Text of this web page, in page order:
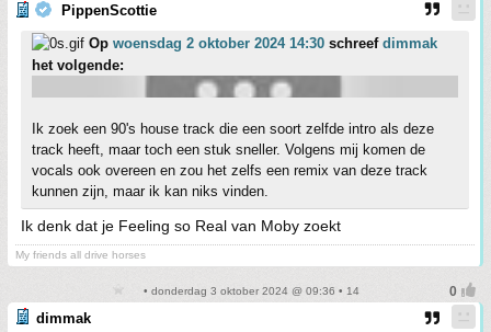
PippenScottie
Op woensdag 2 oktober 2024 14:30 schreef dimmak
het volgende:
Ik zoek een 90's house track die een soort zelfde intro als deze
track heeft, maar toch een stuk sneller. Volgens mij komen de
vocals ook overeen en zou het zelfs een remix van deze track
kunnen zijn, maar ik kan niks vinden.
Ik denk dat je Feeling so Real van Moby zoekt
My friends all drive horses
• donderdag 3 oktober 2024 @ 09:36 • 14
dimmak